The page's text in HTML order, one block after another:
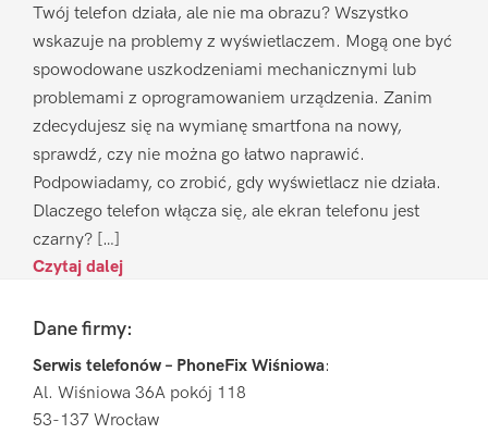
Twój telefon działa, ale nie ma obrazu? Wszystko
wskazuje na problemy z wyświetlaczem. Mogą one być
spowodowane uszkodzeniami mechanicznymi lub
problemami z oprogramowaniem urządzenia. Zanim
zdecydujesz się na wymianę smartfona na nowy,
sprawdź, czy nie można go łatwo naprawić.
Podpowiadamy, co zrobić, gdy wyświetlacz nie działa.
Dlaczego telefon włącza się, ale ekran telefonu jest
czarny? […]
Czytaj dalej
FooterDane firmy:
Serwis telefonów – PhoneFix Wiśniowa:
Al. Wiśniowa 36A pokój 118
53-137 Wrocław